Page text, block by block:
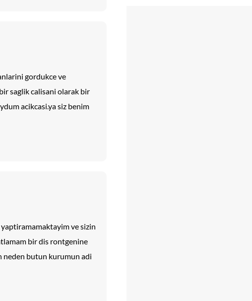
gordukce ve
saglik calisani olarak bir
acikcasi.ya siz benim
ve sizin
bir dis rontgenine
neden butun kurumun adi